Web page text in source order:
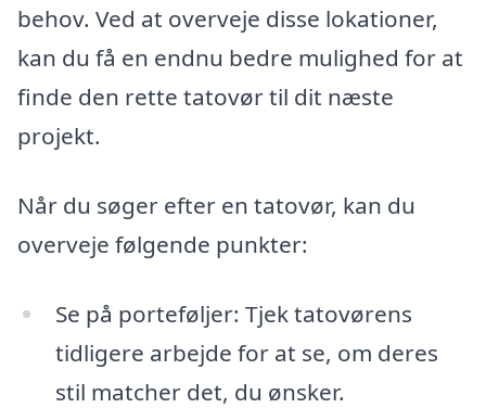
behov. Ved at overveje disse lokationer,
kan du få en endnu bedre mulighed for at
finde den rette tatovør til dit næste
projekt.
Når du søger efter en tatovør, kan du
overveje følgende punkter:
Se på porteføljer: Tjek tatovørens
tidligere arbejde for at se, om deres
stil matcher det, du ønsker.